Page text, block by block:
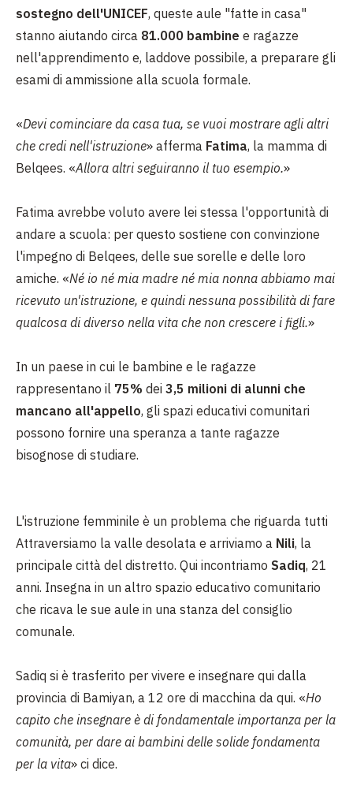
sostegno dell'UNICEF, queste aule "fatte in casa"
stanno aiutando circa 81.000 bambine e ragazze
nell'apprendimento e, laddove possibile, a preparare gli
esami di ammissione alla scuola formale.
«Devi cominciare da casa tua, se vuoi mostrare agli altri
che credi nell'istruzione» afferma Fatima, la mamma di
Belqees. «Allora altri seguiranno il tuo esempio.»
Fatima avrebbe voluto avere lei stessa l'opportunità di
andare a scuola: per questo sostiene con convinzione
l'impegno di Belqees, delle sue sorelle e delle loro
amiche. «Né io né mia madre né mia nonna abbiamo mai
ricevuto un'istruzione, e quindi nessuna possibilità di fare
qualcosa di diverso nella vita che non crescere i figli.»
In un paese in cui le bambine e le ragazze
rappresentano il 75% dei 3,5 milioni di alunni che
mancano all'appello, gli spazi educativi comunitari
possono fornire una speranza a tante ragazze
bisognose di studiare.
L'istruzione femminile è un problema che riguarda tutti
Attraversiamo la valle desolata e arriviamo a Nili, la
principale città del distretto. Qui incontriamo Sadiq, 21
anni. Insegna in un altro spazio educativo comunitario
che ricava le sue aule in una stanza del consiglio
comunale.
Sadiq si è trasferito per vivere e insegnare qui dalla
provincia di Bamiyan, a 12 ore di macchina da qui. «Ho
capito che insegnare è di fondamentale importanza per la
comunità, per dare ai bambini delle solide fondamenta
per la vita» ci dice.